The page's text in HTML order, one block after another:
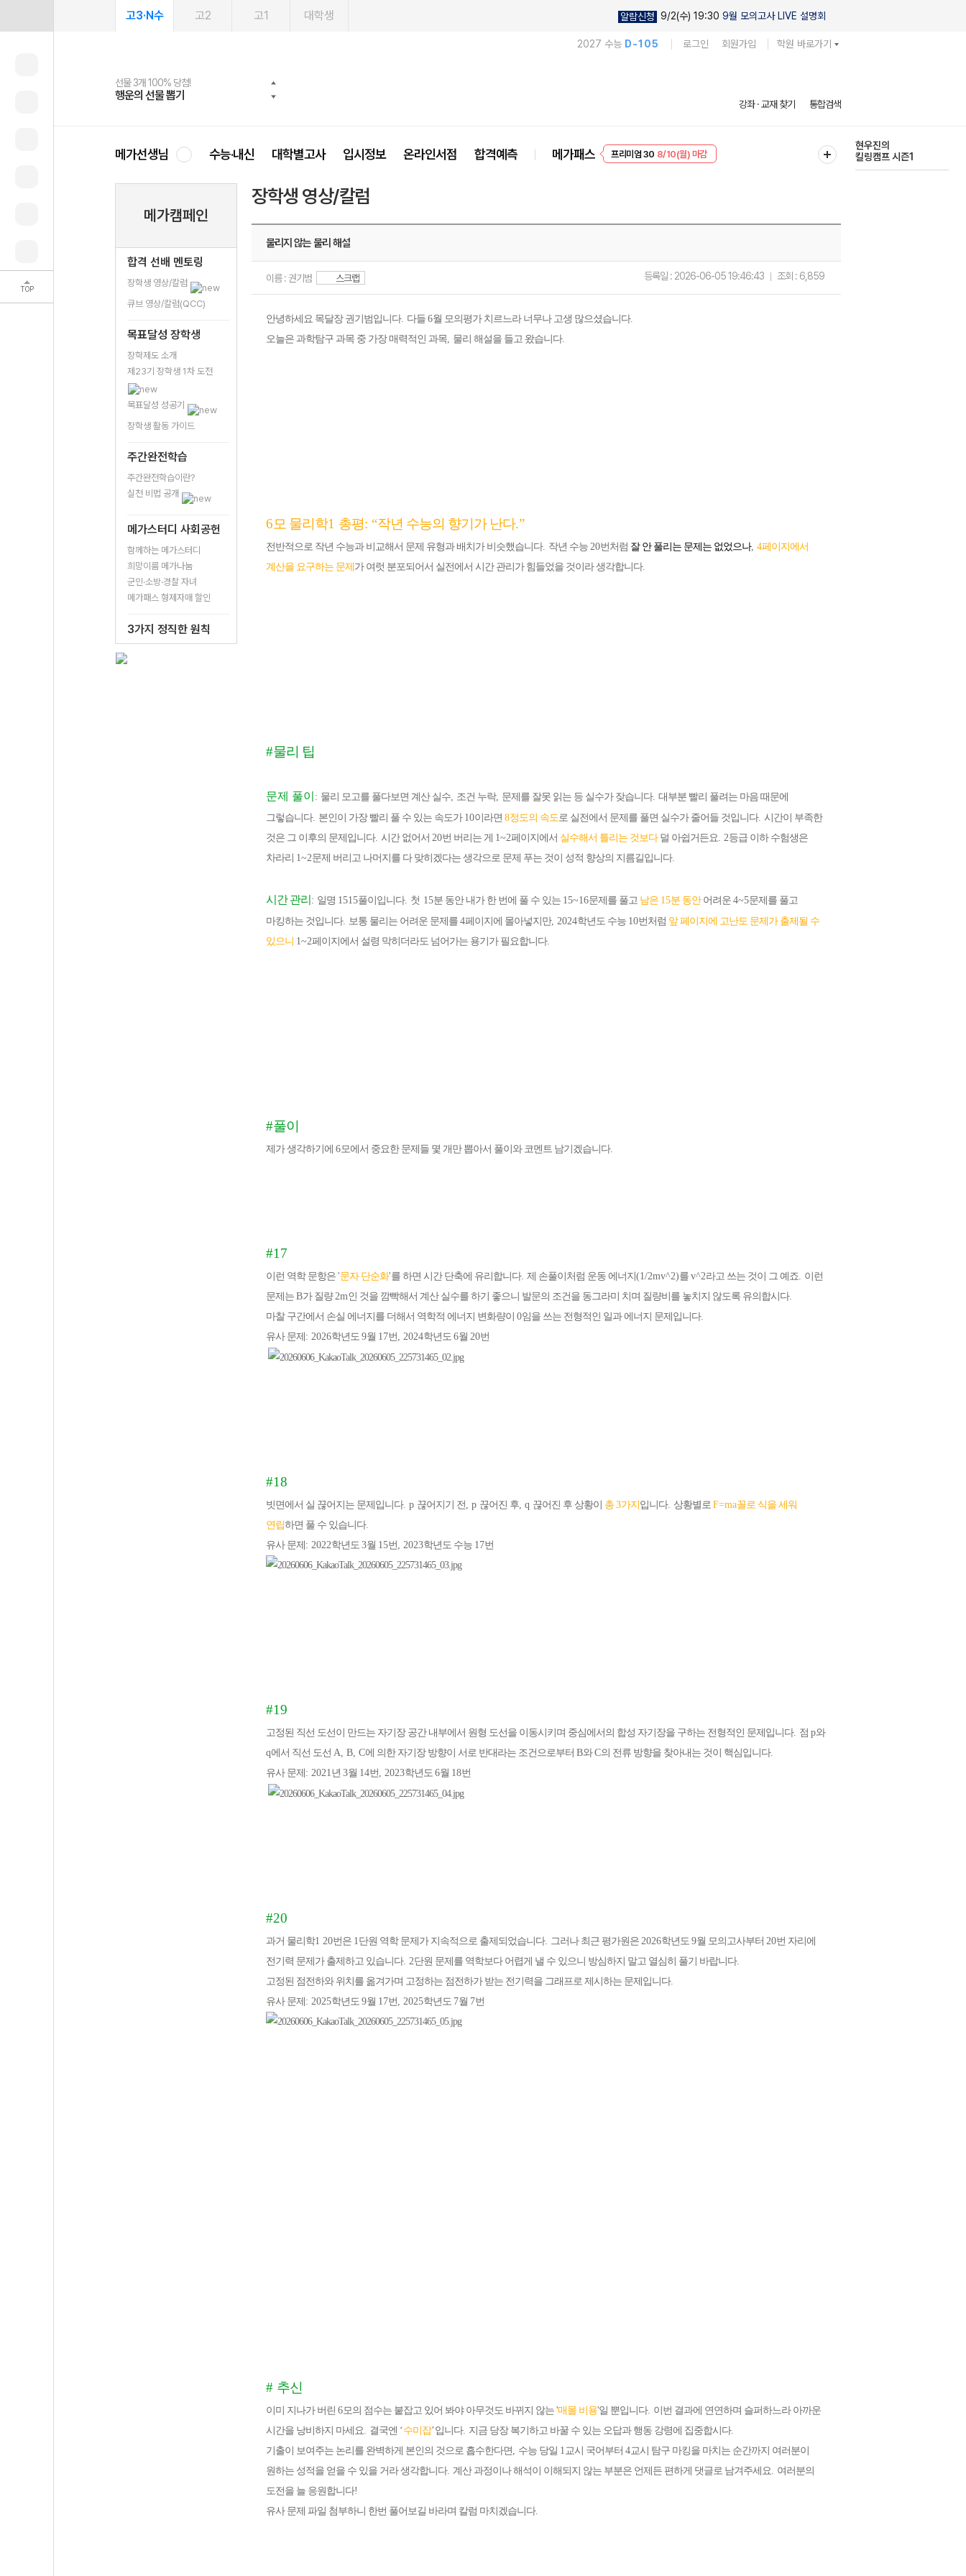
TOP
고3·N수 고2 고1 대학생 알람신청 9/2(수) 19:30 9월 모의고사 LIVE 설명회
2027 수능 D-105 로그인 회원가입 학원 바로가기
선물 3개 100% 당첨!
행운의 선물 뽑기
선물 100% 증정!
메가스터디 X 올리브
여름방학 스터디 캐시백
메가런 썸머스쿨
2027 러셀 단과
강사 공개선발
스마트러닝앱
설문 EVENT
메가패스
3일 무료 체험권
메가패스 수강생 무료혜택!
메가클럽 멤버십
사회공헌 캠페인
희망이룸 메가나눔
강좌 · 교재 찾기 통합검색
메가선생님 수능·내신 대학별고사 입시정보 온라인서점 합격예측 메가패스
프리미엄 30 8/10(월) 마감
현우진의
킬링캠프 시즌1
메가캠페인
합격 선배 멘토링
장학생 영상/칼럼
큐브 영상/칼럼(QCC)
목표달성 장학생
장학제도 소개
제23기 장학생 1차 도전
목표달성 성공기
장학생 활동 가이드
주간완전학습
주간완전학습이란?
실천 비법 공개
메가스터디 사회공헌
함께하는 메가스터디
희망이룸 메가나눔
군인·소방·경찰 자녀
메가패스 형제자매 할인
3가지 정직한 원칙
장학생 영상/칼럼
물리지 않는 물리 해설
이름 : 권기범 스크랩 등록일 : 2026-06-05 19:46:43 조회 : 6,859
안녕하세요 목달장 권기범입니다. 다들 6월 모의평가 치르느라 너무나 고생 많으셨습니다.
오늘은 과학탐구 과목 중 가장 매력적인 과목, 물리 해설을 들고 왔습니다.
6모 물리학1 총평: “작년 수능의 향기가 난다.”
전반적으로 작년 수능과 비교해서 문제 유형과 배치가 비슷했습니다. 작년 수능 20번처럼 잘 안 풀리는 문제는 없었으나, 4페이지에서
계산을 요구하는 문제 가 여럿 분포되어서 실전에서 시간 관리가 힘들었을 것이라 생각합니다.
#물리 팁
문제 풀이 : 물리 모고를 풀다보면 계산 실수, 조건 누락, 문제를 잘못 읽는 등 실수가 잦습니다. 대부분 빨리 풀려는 마음 때문에
그렇습니다. 본인이 가장 빨리 풀 수 있는 속도가 10이라면 8정도의 속도로 실전에서 문제를 풀면 실수가 줄어들 것입니다. 시간이 부족한
것은 그 이후의 문제입니다. 시간 없어서 20번 버리는 게 1~2페이지에서 실수해서 틀리는 것보다덜 아쉽거든요. 2등급 이하 수험생은
차라리 1~2문제 버리고 나머지를 다 맞히겠다는 생각으로 문제 푸는 것이 성적 향상의 지름길입니다.
시간 관리 : 일명 1515풀이입니다. 첫 15분 동안내가 한 번에 풀 수 있는 15~16문제를 풀고 남은 15분 동안어려운 4~5문제를 풀고
마킹하는 것입니다. 보통 물리는 어려운 문제를 4페이지에 몰아넣지만, 2024학년도 수능 10번처럼 앞 페이지에 고난도 문제가 출제될 수
있으니 1~2페이지에서 설령 막히더라도 넘어가는 용기가 필요합니다.
#풀이
제가 생각하기에 6모에서 중요한 문제들 몇 개만 뽑아서 풀이와 코멘트 남기겠습니다.
#17
이런 역학 문항은 '문자 단순화'를 하면 시간 단축에 유리합니다. 제 손풀이처럼 운동 에너지 (1/2mv^2)를 v^2라고 쓰는 것이 그 예죠. 이런
문제는 B가 질량2m인 것을 깜빡해서 계산 실수를 하기 좋으니 발문의 조건을 동그라미 치며 질량비를 놓치지 않도록 유의합시다.
마찰 구간에서 손실 에너지를 더해서 역학적 에너지 변화량이 0임을 쓰는 전형적인 일과 에너지 문제입니다.
유사 문제 : 2026학년도 9월 17번, 2024학년도 6월 20번
#18
빗면에서 실 끊어지는 문제입니다. p 끊어지기 전 , p 끊어진 후 , q 끊어진 후 상황이 총 3가지 입니다. 상황별로 F=ma꼴로 식을 세워
연립하면 풀 수 있습니다.
유사 문제 : 2022학년도 3월 15번 , 2023학년도 수능 17번
#19
고정된 직선 도선이 만드는 자기장 공간 내부에서 원형 도선을 이동시키며 중심에서의 합성 자기장을 구하는 전형적인 문제입니다. 점 p와
q에서 직선 도선 A, B, C에 의한 자기장 방향이 서로 반대라는 조건으로부터 B와C의 전류 방향을 찾아내는 것이 핵심입니다.
유사 문제 : 2021 년 3월 14번 , 2023학년도 6월 18번
#20
과거 물리학1 20번은 1 단원 역학 문제가 지속적으로 출제되었습니다. 그러나 최근 평가원은 2026학년도 9월 모의고사부터 20번 자리에
전기력 문제가 출제하고 있습니다. 2단원 문제를 역학보다 어렵게 낼 수 있으니 방심하지 말고 열심히 풀기 바랍니다.
고정된 점전하와 위치를 옮겨가며 고정하는 점전하가 받는 전기력을 그래프로 제시하는 문제입니다.
유사 문제: 2025학년도 9월 17번 , 2025학년도 7월 7번
# 추신
이미 지나가 버린 6모의 점수는 붙잡고 있어 봐야 아무것도 바뀌지 않는 '매몰 비용'일 뿐입니다. 이번 결과에 연연하며 슬퍼하느라 아까운
시간을 낭비하지 마세요
결국엔 ‘수미잡’입니다. 지금 당장 복기하고 바꿀 수 있는 오답과 행동 강령에 집중합시다.
기출이 보여주는 논리를 완벽하게 본인의 것으로 흡수한다면
수능 당일 1 교시 국어부터 4교시 탐구 마킹을 마치는 순간까지 여러분이
원하는 성적을 얻을 수 있을 거라 생각합니다. 계산 과정이나 해석이 이해되지 않는 부분은 언제든 편하게 댓글로 남겨주세요
여러분의
도전을 늘 응원합니다!
유사 문제 파일 첨부하니 한번 풀어보길 바라며 칼럼 마치겠습니다.